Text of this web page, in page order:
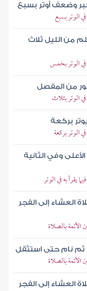
وضعف أوتر بسبع
الوتر بسبع
من الليل ثلاث
الوتر بخمس
من المفصل
الوتر بثلاث
بركعة
الوتر بركعة
وفي الثانية
يقرأ به في الوتر
العشاء إلى الفجر
الأئمة بالصلاة
ثم نام حتى استثقل
الأئمة بالصلاة
العشاء إلى الفجر